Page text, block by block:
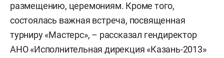
размещению, церемониям. Кроме того,
состоялась важная встреча, посвященная
турниру «Мастерс», – рассказал гендиректор
АНО «Исполнительная дирекция «Казань-2013»